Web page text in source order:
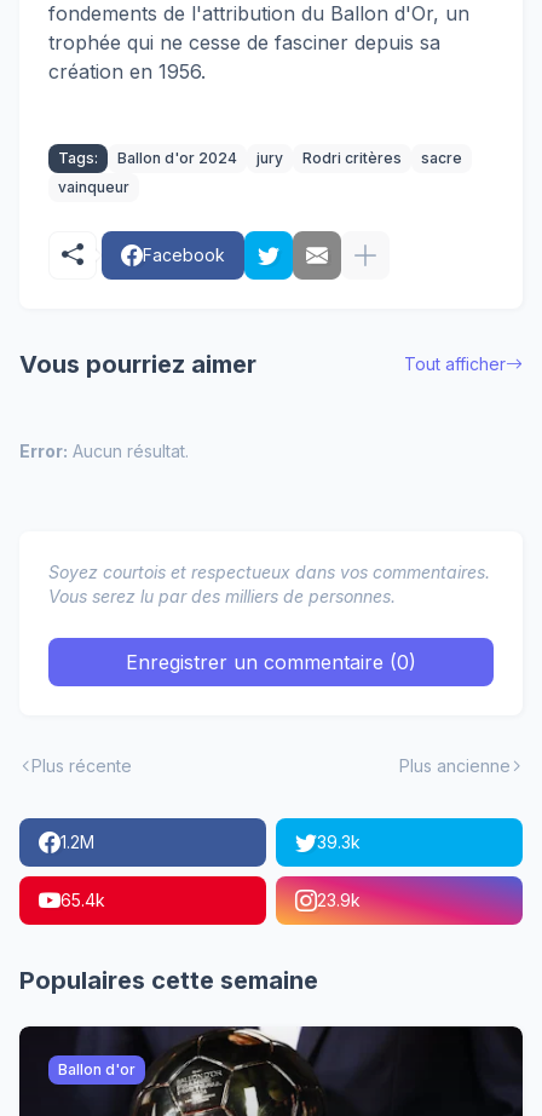
fondements de l'attribution du Ballon d'Or, un
trophée qui ne cesse de fasciner depuis sa
création en 1956.
Tags: Ballon d'or 2024 jury Rodri critères
sacre
vainqueur
Facebook
Vous pourriez aimer Tout afficher
Error: Aucun résultat.
Soyez courtois et respectueux dans vos commentaires.
Vous serez lu par des milliers de personnes.
Enregistrer un commentaire (0)
Plus récente Plus ancienne
1.2M 39.3k
65.4k 23.9k
Populaires cette semaine
Ballon d'or